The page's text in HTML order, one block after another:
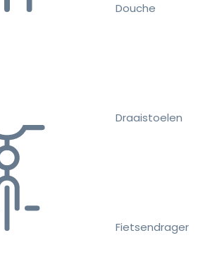
Douche
Draaistoelen
Fietsendrager